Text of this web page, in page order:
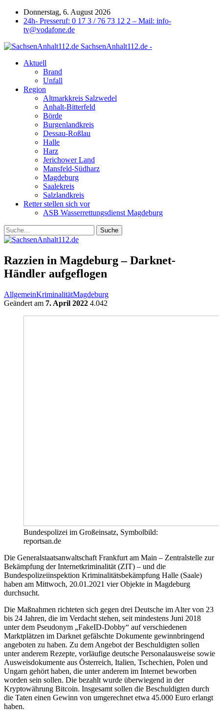
Donnerstag, 6. August 2026
24h- Presseruf: 0 17 3 / 76 73 12 2 – Mail: info-
tv@vodafone.de
SachsenAnhalt112.de -
Aktuell
Brand
Unfall
Region
Altmarkkreis Salzwedel
Anhalt-Bitterfeld
Börde
Burgenlandkreis
Dessau-Roßlau
Halle
Harz
Jerichower Land
Mansfeld-Südharz
Magdeburg
Saalekreis
Salzlandkreis
Retter stellen sich vor
ASB Wasserrettungsdienst Magdeburg
Razzien in Magdeburg – Darknet-
Händler aufgeflogen
AllgemeinKriminalitätMagdeburg
Geändert am 7. April 2022 4.042
Bundespolizei im Großeinsatz, Symbolbild:
reportsan.de
Die Generalstaatsanwaltschaft Frankfurt am Main – Zentralstelle zur
Bekämpfung der Internetkriminalität (ZIT) – und die
Bundespolizeiinspektion Kriminalitätsbekämpfung Halle (Saale)
haben am Mittwoch, 20.01.2021 vier Objekte in Magdeburg
durchsucht.
Die Maßnahmen richteten sich gegen drei Deutsche im Alter von 23
bis 24 Jahren, die im Verdacht stehen, seit mindestens Juni 2018
unter dem Pseudonym „FakeID-Dobby“ auf verschiedenen
Marktplätzen im Darknet gefälschte Dokumente gewinnbringend
angeboten zu haben. Zu dem Angebot der Beschuldigten sollen
unter anderem Rezepte, vorläufige deutsche Personalausweise sowie
Ausweisdokumente aus Österreich, Italien, Tschechien, Polen und
Ungarn gehört haben, die unter anderem im Internet beworben
worden sein sollen. Die bezahlt wurde überwiegend in der
Kryptowährung Bitcoin. Insgesamt sollen die Beschuldigten durch
die Taten einen Gewinn von umgerechnet etwa 45.000 Euro erlangt
haben.